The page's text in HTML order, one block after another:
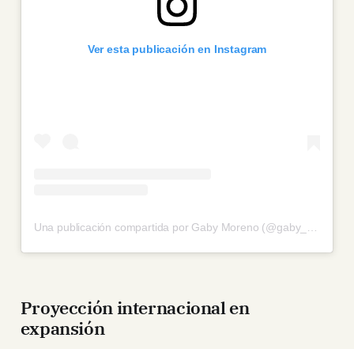
Ver esta publicación en Instagram
Una publicación compartida por Gaby Moreno (@gaby_moreno)
Proyección internacional en
expansión